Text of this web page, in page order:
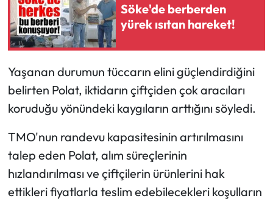
Söke'de berberden
yürek ısıtan hareket!
Yaşanan durumun tüccarın elini güçlendirdiğini
belirten Polat, iktidarın çiftçiden çok aracıları
koruduğu yönündeki kaygıların arttığını söyledi.
TMO'nun randevu kapasitesinin artırılmasını
talep eden Polat, alım süreçlerinin
hızlandırılması ve çiftçilerin ürünlerini hak
ettikleri fiyatlarla teslim edebilecekleri koşulların